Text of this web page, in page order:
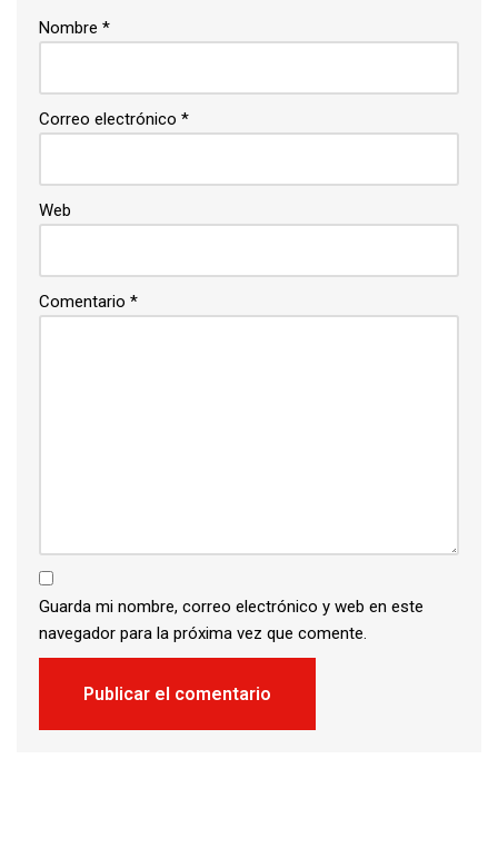
Nombre *
Correo electrónico *
Web
Comentario *
Guarda mi nombre, correo electrónico y web en este
navegador para la próxima vez que comente.